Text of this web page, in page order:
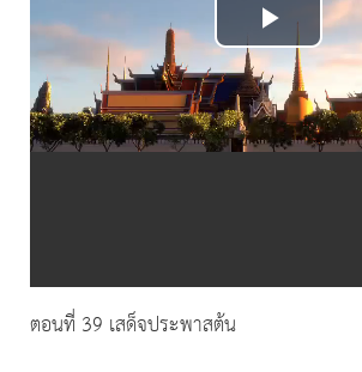
Play
Video
ตอนที่ 39 เสด็จประพาสต้น